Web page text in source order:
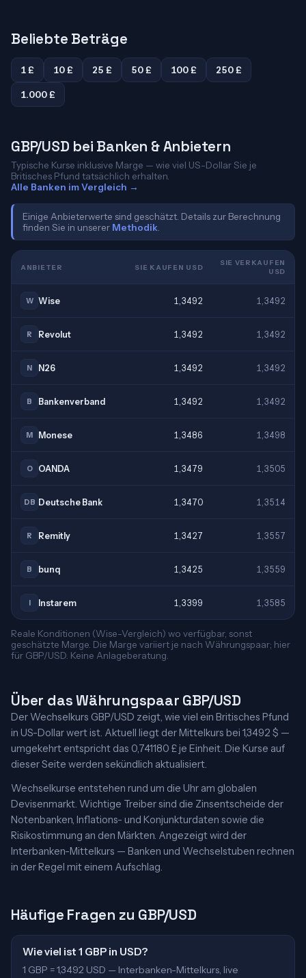
Beliebte Beträge
1 £ 10 £ 25 £ 50 £ 100 £
250 £
1.000 £
GBP/USD bei Banken & Anbietern
Typische Kurse inklusive Marge — wie viel US-Dollar Sie je
Britisches Pfund tatsächlich erhalten.
Alle Banken im Vergleich →
Einige Anbieterwerte sind geschätzt. Details zur Berechnung
finden Sie in unserer Methodik
ANBIETER SIE KAUFEN USD
SIE VERKAUFEN
USD
W Wise 1,3492 1,3492
R Revolut 1,3492 1,3492
N N26 1,3492 1,3492
B Bankenverband 1,3492 1,3492
M Monese 1,3486 1,3498
O OANDA 1,3479 1,3505
DB Deutsche Bank 1,3470 1,3514
R Remitly 1,3427 1,3557
B bunq 1,3425 1,3559
I Instarem 1,3399 1,3585
Reale Konditionen (Wise-Vergleich) wo verfügbar, sonst
geschätzte Marge. Die Marge variiert je nach Währungspaar; hier
für GBP/USD. Keine Anlageberatung.
Über das Währungspaar GBP/USD
Der Wechselkurs GBP/USD zeigt, wie viel ein Britisches Pfund
in US-Dollar wert ist. Aktuell liegt der Mittelkurs bei 1,3492 $ —
umgekehrt entspricht das 0,741180 £ je Einheit. Die Kurse auf
dieser Seite werden sekündlich aktualisiert.
Wechselkurse entstehen rund um die Uhr am globalen
Devisenmarkt. Wichtige Treiber sind die Zinsentscheide der
Notenbanken, Inflations- und Konjunkturdaten sowie die
Risikostimmung an den Märkten. Angezeigt wird der
Interbanken-Mittelkurs — Banken und Wechselstuben rechnen
in der Regel mit einem Aufschlag.
Häufige Fragen zu GBP/USD
Wie viel ist 1 GBP in USD?
1 GBP = 1,3492 USD — Interbanken-Mittelkurs, live